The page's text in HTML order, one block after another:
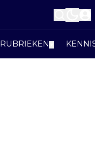
RUBRIEKEN